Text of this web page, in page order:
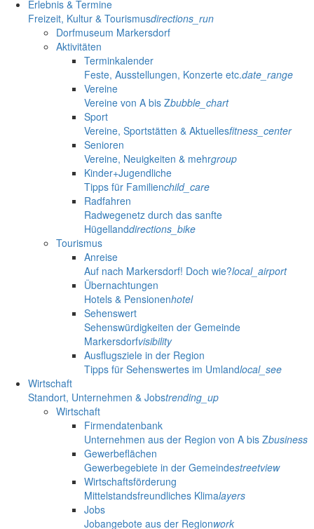
Erlebnis & Termine
Freizeit, Kultur & Tourismusdirections_run
Dorfmuseum Markersdorf
Aktivitäten
Terminkalender
Feste, Ausstellungen, Konzerte etc.date_range
Vereine
Vereine von A bis Zbubble_chart
Sport
Vereine, Sportstätten & Aktuellesfitness_center
Senioren
Vereine, Neuigkeiten & mehrgroup
Kinder+Jugendliche
Tipps für Familienchild_care
Radfahren
Radwegenetz durch das sanfte
Hügellanddirections_bike
Tourismus
Anreise
Auf nach Markersdorf! Doch wie?local_airport
Übernachtungen
Hotels & Pensionenhotel
Sehenswert
Sehenswürdigkeiten der Gemeinde
Markersdorfvisibility
Ausflugsziele in der Region
Tipps für Sehenswertes im Umlandlocal_see
Wirtschaft
Standort, Unternehmen & Jobstrending_up
Wirtschaft
Firmendatenbank
Unternehmen aus der Region von A bis Zbusiness
Gewerbeflächen
Gewerbegebiete in der Gemeindestreetview
Wirtschaftsförderung
Mittelstandsfreundliches Klimalayers
Jobs
Jobangebote aus der Regionwork